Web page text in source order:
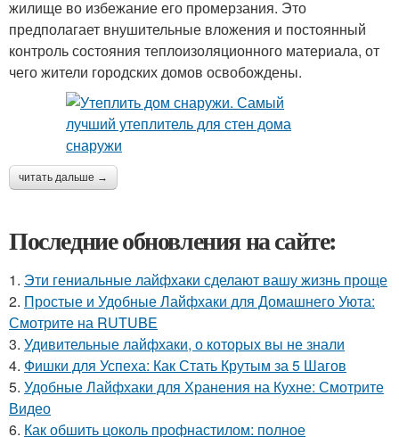
жилище во избежание его промерзания. Это
предполагает внушительные вложения и постоянный
контроль состояния теплоизоляционного материала, от
чего жители городских домов освобождены.
читать дальше →
Последние обновления на сайте:
1. Эти гениальные лайфхаки сделают вашу жизнь проще
2. Простые и Удобные Лайфхаки для Домашнего Уюта:
Смотрите на RUTUBE
3. Удивительные лайфхаки, о которых вы не знали
4. Фишки для Успеха: Как Стать Крутым за 5 Шагов
5. Удобные Лайфхаки для Хранения на Кухне: Смотрите
Видео
6. Как обшить цоколь профнастилом: полное